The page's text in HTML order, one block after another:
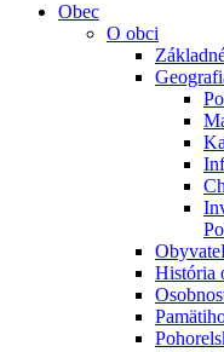
Obec
O obci
História